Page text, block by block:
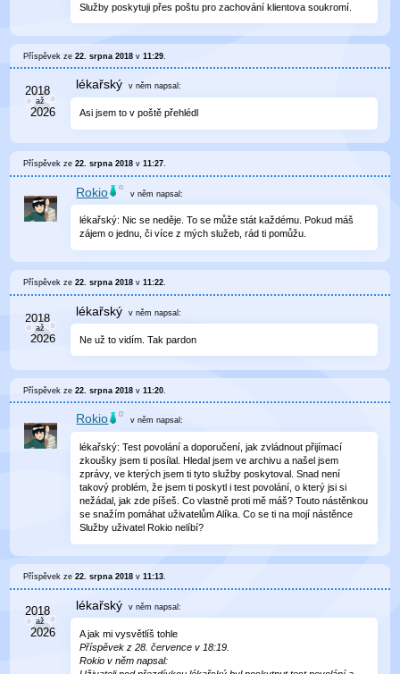
Služby poskytuji přes poštu pro zachování klientova soukromí.
Příspěvek ze22. srpna 2018 v11:29
lékařský v něm napsal:
Asi jsem to v poště přehlédl
Příspěvek ze22. srpna 2018 v11:27
Rokio v němnapsal:
lékařský: Nic se neděje. To se může stát každému. Pokud máš
zájem o jednu, či více z mých služeb, rád ti pomůžu.
Příspěvek ze22. srpna 2018 v11:22.
lékařský v něm napsal:
Ne už to vidím. Tak pardon
Příspěvek ze22. srpna 2018 v11:20
Rokio v němnapsal:
lékařský: Test povolání a doporučení, jak zvládnout přijímací
zkoušky jsem ti posílal. Hledal jsem ve archivu a našel jsem
zprávy, ve kterých jsem ti tyto služby poskytoval. Snad není
takový problém, že jsem ti poskytl i test povolání, o který jsi si
nežádal, jak zde píšeš. Co vlastně proti mě máš? Touto nástěnkou
se snažím pomáhat uživatelům Alíka. Co se ti na mojí nástěnce
Služby uživatel Rokio nelíbí?
Příspěvek ze22. srpna 2018 v11:13.
lékařský v něm napsal:
A jak mi vysvětlíš tohle
Příspěvek z 28. července v 18:19.
Rokio v něm napsal: